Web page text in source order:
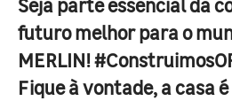
futuro melhor para o
MERLIN!
Fique à vontade, a casa